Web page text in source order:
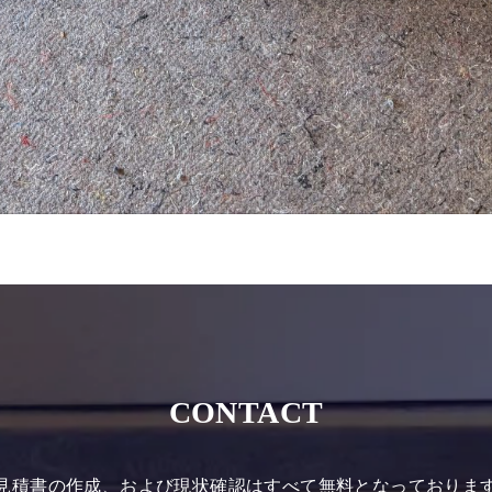
CONTACT
積書の作成、および現状確認はすべて無料となっておりま